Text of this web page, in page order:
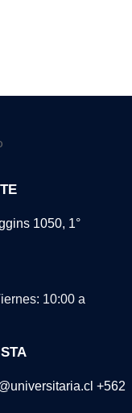
1050, 1°
10:00 a
+562